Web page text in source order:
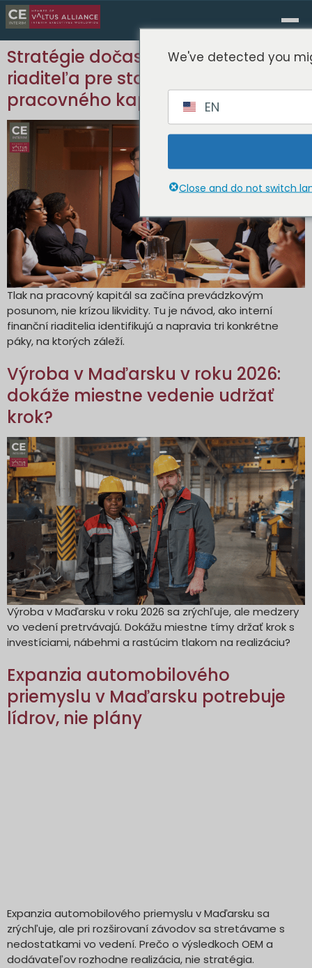
Stratégie dočasného finančného
riaditeľa pre stabilizáciu
pracovného kapitálu
Tlak na pracovný kapitál sa začína prevádzkovým
posunom, nie krízou likvidity. Tu je návod, ako interní
finanční riaditelia identifikujú a napravia tri konkrétne
páky, na ktorých záleží.
Výroba v Maďarsku v roku 2026:
dokáže miestne vedenie udržať
krok?
Výroba v Maďarsku v roku 2026 sa zrýchľuje, ale medzery
vo vedení pretrvávajú. Dokážu miestne tímy držať krok s
investíciami, nábehmi a rastúcim tlakom na realizáciu?
Expanzia automobilového
priemyslu v Maďarsku potrebuje
lídrov, nie plány
Expanzia automobilového priemyslu v Maďarsku sa
zrýchľuje, ale pri rozširovaní závodov sa stretávame s
nedostatkami vo vedení. Prečo o výsledkoch OEM a
dodávateľov rozhodne realizácia, nie stratégia.
We've detected you
EN
Close and do not switch